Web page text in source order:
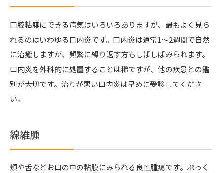
口腔粘膜にできる病気はいろいろありますが、最もよく見ら
れるのはいわゆる口内炎です。口内炎は通常1～2週間で自然
に治癒しますが、頻繁に繰り返す方もしばしばみられます。
口内炎を外科的に処置することは稀ですが、他の疾患との鑑
別が大切です。治りが悪い口内炎は早めに受診してくださ
い。
線維腫
頬や舌などお口の中の粘膜にみられる良性腫瘍です。ぷっく